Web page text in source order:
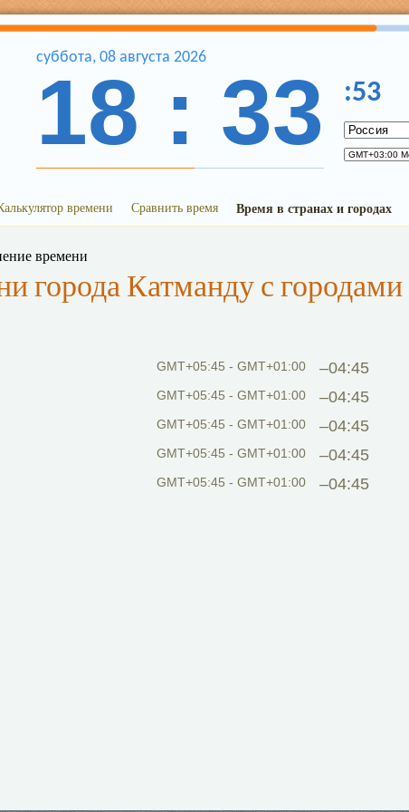
суббота, 08 августа 2026
18 : 33 :53
времени Сравнить время Время в странах и городах
времени
города Катманду с городами
–04:45
GMT+05:45 - GMT+01:00
–04:45
GMT+05:45 - GMT+01:00
–04:45
GMT+05:45 - GMT+01:00
–04:45
GMT+05:45 - GMT+01:00
–04:45
GMT+05:45 - GMT+01:00